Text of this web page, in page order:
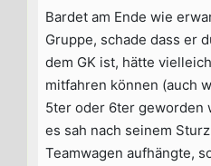
Bardet am Ende wie
Gruppe, schade dass er
dem GK ist, hätte
mitfahren können (auch
5ter oder 6ter geworden
es sah nach seinem
Teamwagen aufhängte,